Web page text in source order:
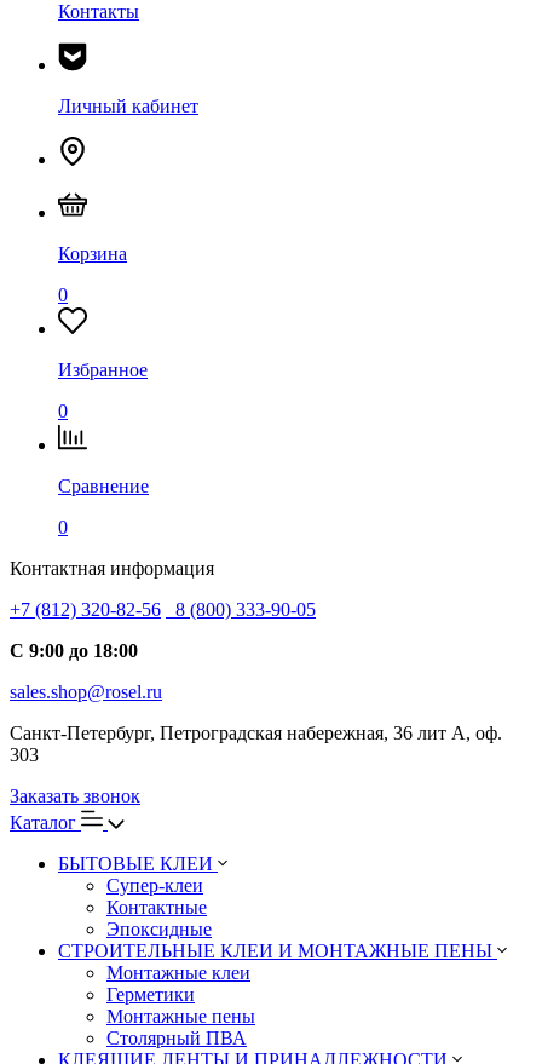
Контакты
Личный кабинет
Корзина
0
Избранное
0
Сравнение
0
Контактная информация
+7 (812) 320-82-56
8 (800) 333-90-05
С 9:00 до 18:00
sales.shop@rosel.ru
Санкт-Петербург, Петроградская набережная, 36 лит А, оф.
303
Заказать звонок
Каталог
БЫТОВЫЕ КЛЕИ
Супер-клеи
Контактные
Эпоксидные
СТРОИТЕЛЬНЫЕ КЛЕИ И МОНТАЖНЫЕ ПЕНЫ
Монтажные клеи
Герметики
Монтажные пены
Столярный ПВА